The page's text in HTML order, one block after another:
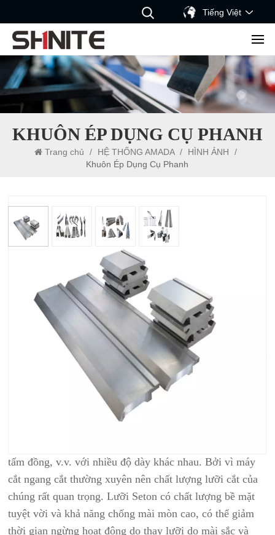
Tiếng Việt
KHUÔN ÉP DỤNG CỤ PHANH
Trang chủ / HỆ THỐNG AMADA / HÌNH ẢNH
/
Khuôn Ép Dụng Cụ Phanh
khuôn ép dụng cụ phanh
THÔNG TIN CHI TIẾT SẢN PHẨM
Lưỡi cắt kim loại và dao máy của chúng tôi chủ yếu
được sử dụng trong kéo cắt cổng, kéo cắt bay và kéo cắt
tấm đồng, v.v. với nhiều độ dày khác nhau. Bởi vì máy
cắt ngang cắt thường xuyên nên chất lượng lưỡi cắt của
chúng rất quan trọng. Lưỡi Seton có chất lượng bề mặt
tuyệt vời và khả năng chống mài mòn cao, có thể giảm
thời gian ngừng hoạt động do thay lưỡi do mài sắc và